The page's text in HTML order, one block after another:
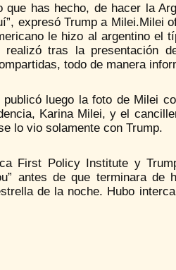
has hecho, de hacer la
expresó Trump a
le hizo al argentino el
tras la presentación
todo de manera
luego la foto de Milei
Karina Milei, y el
lo vio solamente con Trump.
First Policy Institute y
antes de que terminara de
de la noche. Hubo